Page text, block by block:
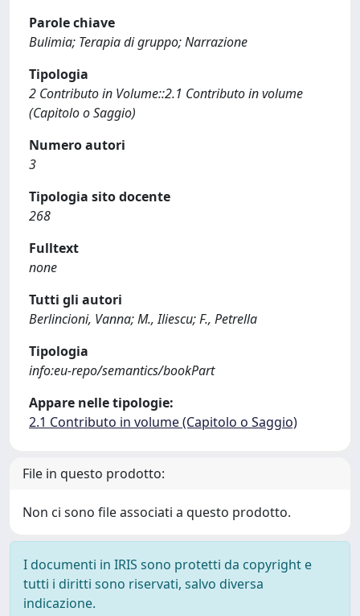
Parole chiave
Bulimia; Terapia di gruppo; Narrazione
Tipologia
2 Contributo in Volume::2.1 Contributo in volume
(Capitolo o Saggio)
Numero autori
3
Tipologia sito docente
268
Fulltext
none
Tutti gli autori
Berlincioni, Vanna; M., Iliescu; F., Petrella
Tipologia
info:eu-repo/semantics/bookPart
Appare nelle tipologie:
2.1 Contributo in volume (Capitolo o Saggio)
File in questo prodotto:
Non ci sono file associati a questo prodotto.
I documenti in IRIS sono protetti da copyright e
tutti i diritti sono riservati, salvo diversa
indicazione.